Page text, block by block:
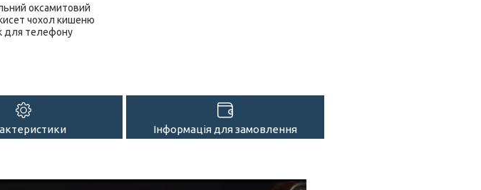
оксамитовий
чохол кишеню
для телефону
Інформація для замовлення